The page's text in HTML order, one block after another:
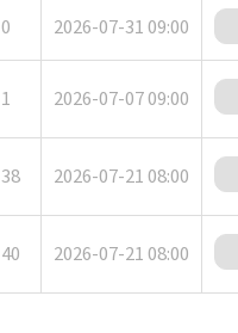
2026-07-31 09:00
2026-07-07 09:00
2026-07-21 08:00
2026-07-21 08:00